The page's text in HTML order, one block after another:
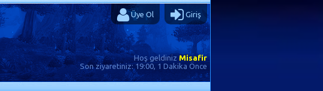
Üye Ol Giriş
Hoş geldiniz Misafir
Son ziyaretiniz:19:00, 1 Dakika Önce